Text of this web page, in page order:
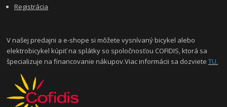
Registrácia
V našej predajni a e-shope si môžete vysnívaný bicykel alebo
elektrobicykel kúpiť na splátky so spoločnosťou COFIDIS, ktorá sa
špecializuje na financovanie nákupov.Viac informácii sa dozvieteTU.